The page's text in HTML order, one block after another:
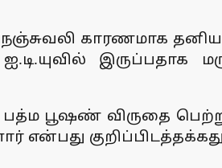
காரணமாக
இருப்பதாக
பூஷண் விருதை
என்பது